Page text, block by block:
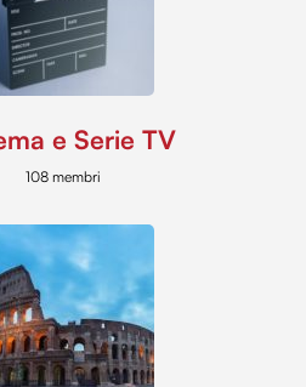
e Serie TV
108 membri